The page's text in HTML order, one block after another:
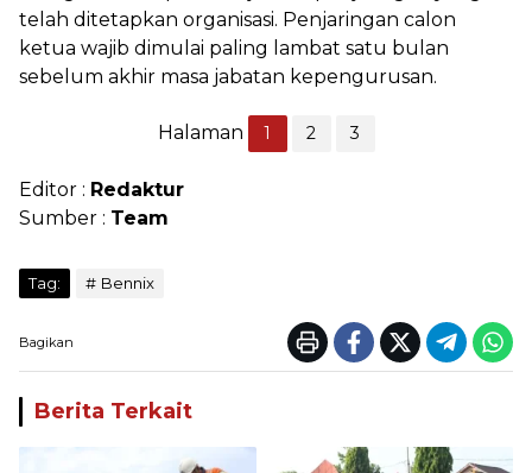
telah ditetapkan organisasi. Penjaringan calon
ketua wajib dimulai paling lambat satu bulan
sebelum akhir masa jabatan kepengurusan.
Halaman 1 2 3
Editor : Redaktur
Sumber : Team
Tag: Bennix
Bagikan
Berita Terkait